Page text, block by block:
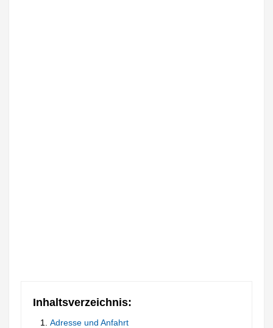
Inhaltsverzeichnis:
Adresse und Anfahrt